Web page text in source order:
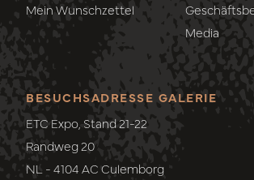
Mein Wunschzettel
Media
BESUCHSADRESSE GALERIE
ETC Expo, Stand 21-22
Randweg 20
NL - 4104 AC Culemborg